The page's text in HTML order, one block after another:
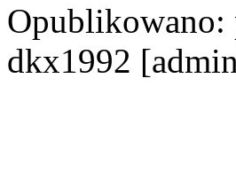
Opublikowano:
dkx1992